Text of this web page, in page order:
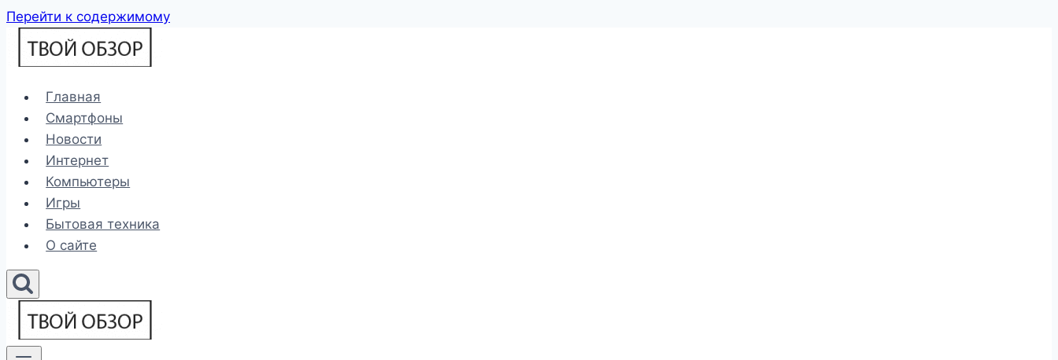
Перейти к содержимому
Главная
Смартфоны
Новости
Интернет
Компьютеры
Игры
Бытовая техника
О сайте